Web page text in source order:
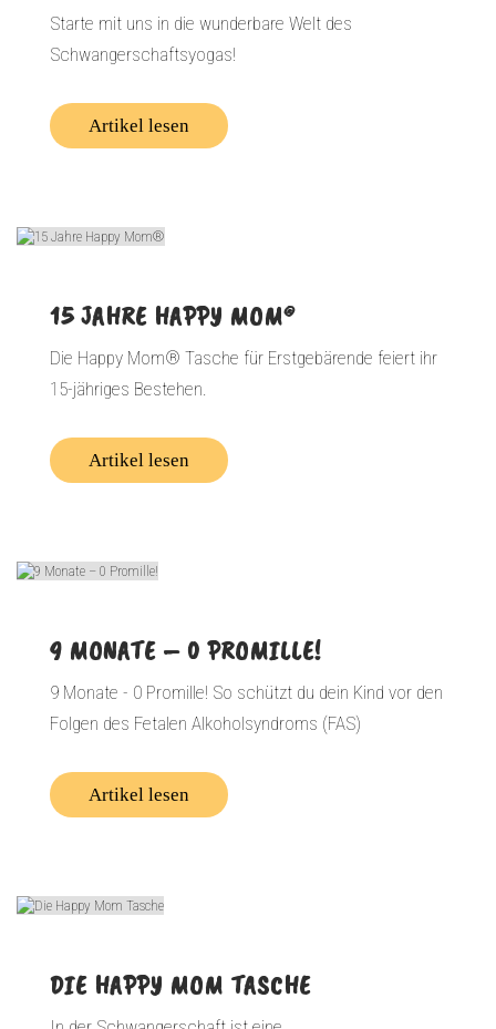
Starte mit uns in die wunderbare Welt des
Schwangerschaftsyogas!
Artikel lesen
15 JAHRE HAPPY MOM®
Die Happy Mom® Tasche für Erstgebärende feiert ihr
15-jähriges Bestehen.
Artikel lesen
9 MONATE – 0 PROMILLE!
9 Monate - 0 Promille! So schützt du dein Kind vor den
Folgen des Fetalen Alkoholsyndroms (FAS)
Artikel lesen
DIE HAPPY MOM TASCHE